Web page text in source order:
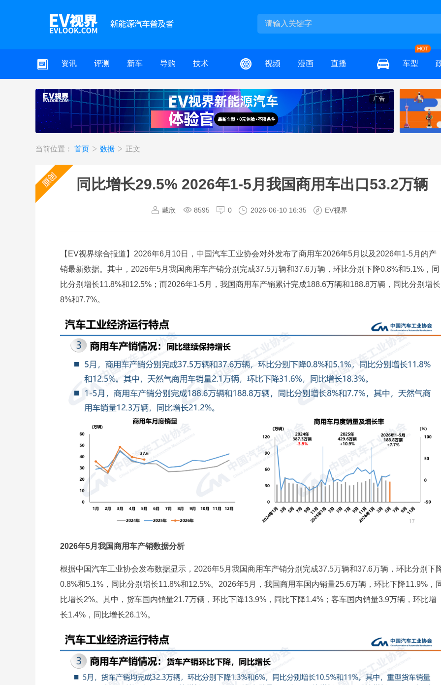
资讯 评测 新车 导购 技术 视频 漫画 直播 车型
广告
当前位置： 首页 数据 正文
同比增长29.5% 2026年1-5月我国商用车出口53.2万辆
戴欣 8595 0 2026-06-10 16:35 EV视界
【EV视界综合报道】2026年6月10日，中国汽车工业协会对外发布了商用车2026年5月以及2026年1-5月的产
销最新数据。其中，2026年5月我国商用车产销分别完成37.5万辆和37.6万辆，环比分别下降0.8%和5.1%，同
比分别增长11.8%和12.5%；而2026年1-5月，我国商用车产销累计完成188.6万辆和188.8万辆，同比分别增长
8%和7.7%。
2026年5月我国商用车产销数据分析
根据中国汽车工业协会发布数据显示，2026年5月我国商用车产销分别完成37.5万辆和37.6万辆，环比分别下
0.8%和5.1%，同比分别增长11.8%和12.5%。2026年5月，我国商用车国内销量25.6万辆，环比下降11.9%，
比增长2%。其中，货车国内销量21.7万辆，环比下降13.9%，同比下降1.4%；客车国内销量3.9万辆，环比增
长1.4%，同比增长26.1%。